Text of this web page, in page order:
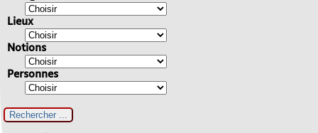
Lieux
Notions
Personnes